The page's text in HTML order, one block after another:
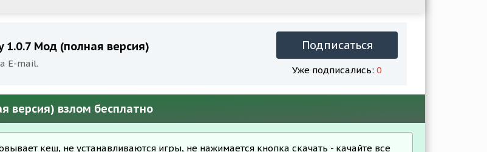
1.0.7 Мод (полная версия)
E-mail.
Подписаться
Уже подписались: 0
версия) взлом бесплатно
кеш, не устанавливаются игры, не нажимается кнопка скачать - качайте все